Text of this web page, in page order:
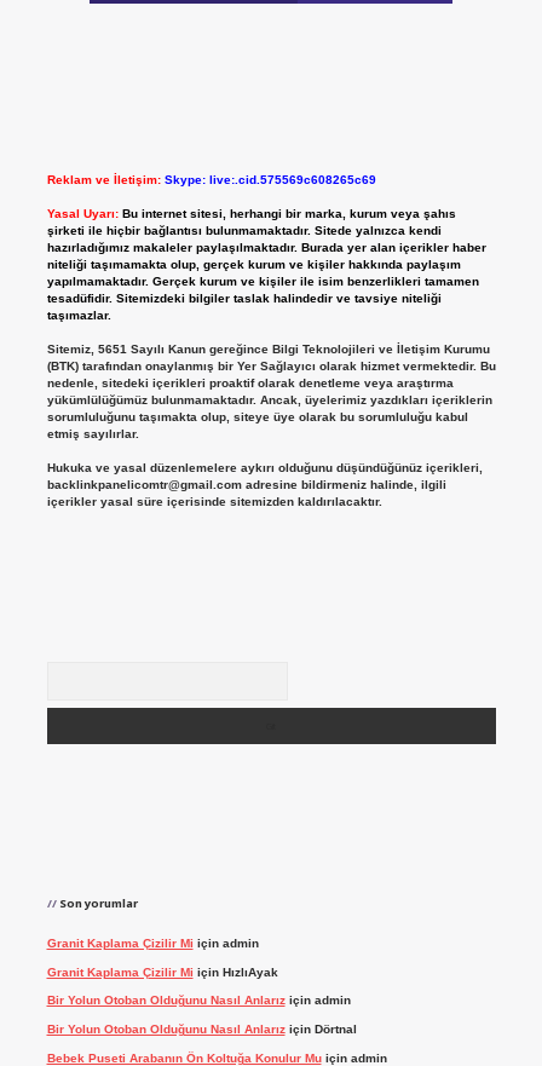
Reklam ve İletişim: Skype: live:.cid.575569c608265c69
Yasal Uyarı: Bu internet sitesi, herhangi bir marka, kurum veya şahıs
şirketi ile hiçbir bağlantısı bulunmamaktadır. Sitede yalnızca kendi
hazırladığımız makaleler paylaşılmaktadır. Burada yer alan içerikler haber
niteliği taşımamakta olup, gerçek kurum ve kişiler hakkında paylaşım
yapılmamaktadır. Gerçek kurum ve kişiler ile isim benzerlikleri tamamen
tesadüfidir. Sitemizdeki bilgiler taslak halindedir ve tavsiye niteliği
taşımazlar.
Sitemiz, 5651 Sayılı Kanun gereğince Bilgi Teknolojileri ve İletişim Kurumu
(BTK) tarafından onaylanmış bir Yer Sağlayıcı olarak hizmet vermektedir. Bu
nedenle, sitedeki içerikleri proaktif olarak denetleme veya araştırma
yükümlülüğümüz bulunmamaktadır. Ancak, üyelerimiz yazdıkları içeriklerin
sorumluluğunu taşımakta olup, siteye üye olarak bu sorumluluğu kabul
etmiş sayılırlar.
Hukuka ve yasal düzenlemelere aykırı olduğunu düşündüğünüz içerikleri,
backlinkpanelicomtr@gmail.comadresine bildirmeniz halinde, ilgili
içerikler yasal süre içerisinde sitemizden kaldırılacaktır.
Son yorumlar
Granit Kaplama Çizilir Mi için admin
Granit Kaplama Çizilir Mi için HızlıAyak
Bir Yolun Otoban Olduğunu Nasıl Anlarıziçin admin
Bir Yolun Otoban Olduğunu Nasıl Anlarıziçin Dörtnal
Bebek Puseti Arabanın Ön Koltuğa Konulur Muiçin admin